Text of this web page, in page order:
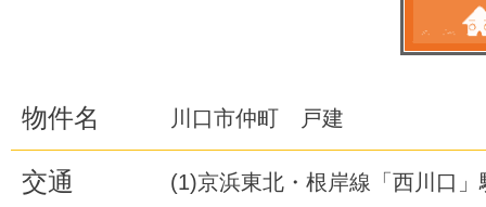
物件名 川口市仲町 戸建
交通 (1)京浜東北・根岸線「西川口